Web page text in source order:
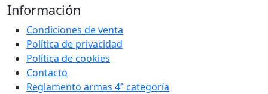
Información
Condiciones de venta
Política de privacidad
Política de cookies
Contacto
Reglamento armas 4ª categoría